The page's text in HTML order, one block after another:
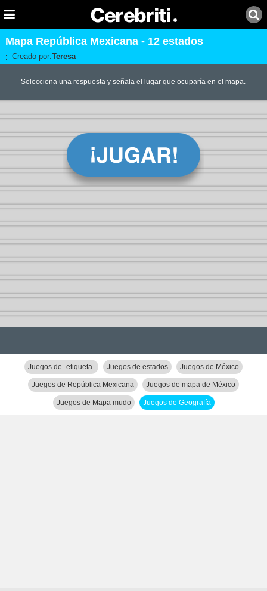
Mapa República Mexicana - 12 estados
Creado por:Teresa
Selecciona una respuesta y señala el lugar que ocuparía en el mapa.
Juegos de -etiqueta- Juegos de estados Juegos de México
Juegos de República Mexicana Juegos de mapa de México
Juegos de Mapa mudo Juegos de Geografía